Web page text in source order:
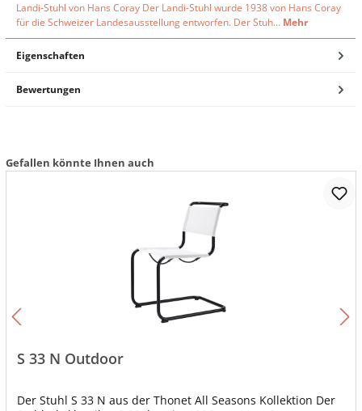
Landi-Stuhl von Hans Coray Der Landi-Stuhl wurde 1938 von Hans Coray
für die Schweizer Landesausstellung entworfen. Der Stuh… Mehr
Eigenschaften
Bewertungen
Gefallen könnte Ihnen auch
S 33 N Outdoor
Der Stuhl S 33 N aus der Thonet All Seasons Kollektion Der